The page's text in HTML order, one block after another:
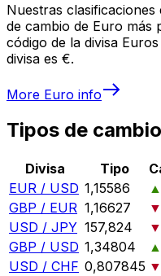
Nuestras
de cambio de Euro más
código de la divisa
divisa es €.
More Euro info
Tipos de
Divisa Tipo
EUR / USD 1,15586
▲
GBP / EUR 1,16627
▼
USD / JPY 157,824
▼
GBP / USD 1,34804
▲
USD / CHF 0,807845 ▼